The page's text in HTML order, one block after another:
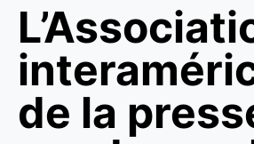
de la